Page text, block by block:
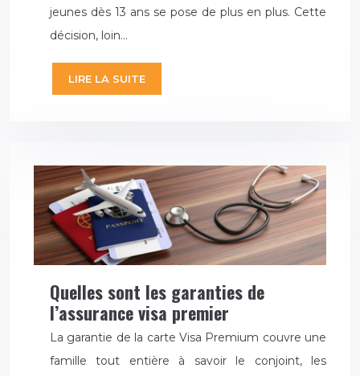
jeunes dès 13 ans se pose de plus en plus. Cette
décision, loin…
LIRE LA SUITE
Quelles sont les garanties de
l’assurance visa premier
La garantie de la carte Visa Premium couvre une
famille tout entière à savoir le conjoint, les